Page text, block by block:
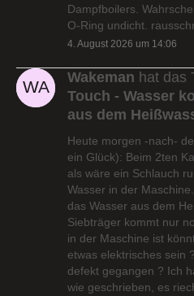
Dampfboilers.
O-Ring undicht.
4. August 2026 um 14:06
Wakeman hat das
Touch - Wasser
aus dem
Heute morgen -nach-
ein Glück): Beim 2ten
als wäre ein Schlauch
Wasser in der
das Wasser aus dem
Siebträger kommt nur
in der Maschine ist
etwas elektrisches sein
defekt gegangen ? Ich
wie geschrieben, es